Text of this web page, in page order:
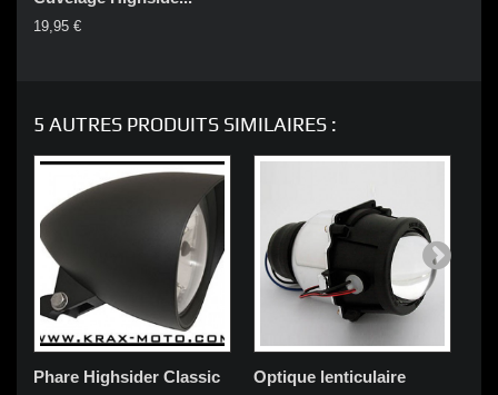
19,95 €
5 AUTRES PRODUITS SIMILAIRES :
Phare Highsider Classic
Optique lenticulaire